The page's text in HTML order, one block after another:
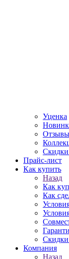
Уценка
Отзывы
Прайс-лист
Как купить
Назад
Как
Как
Компания
Назад